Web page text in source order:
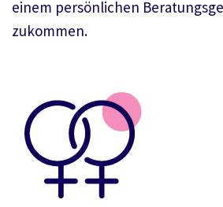
einem persönlichen
zukommen.